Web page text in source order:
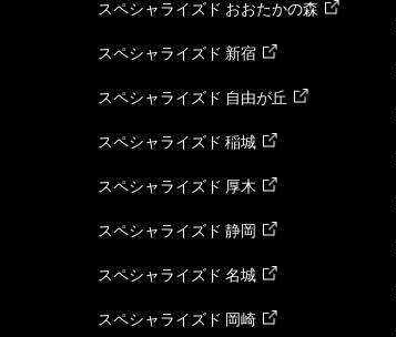
スペシャライズド おおたかの森
スペシャライズド 新宿
スペシャライズド 自由が丘
スペシャライズド 稲城
スペシャライズド 厚木
スペシャライズド 静岡
スペシャライズド 名城
スペシャライズド 岡崎